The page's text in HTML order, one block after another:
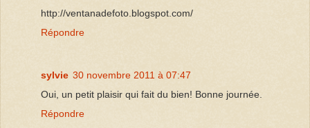
http://ventanadefoto.blogspot.com/
Répondre
sylvie 30 novembre 2011 à 07:47
Oui, un petit plaisir qui fait du bien! Bonne journée.
Répondre